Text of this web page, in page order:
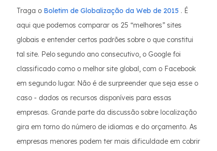
Traga o Boletim de Globalização da Web de 2015 . É
aqui que podemos comparar os 25 “melhores” sites
globais e entender certos padrões sobre o que constitui
tal site. Pelo segundo ano consecutivo, o Google foi
classificado como o melhor site global, com o Facebook
em segundo lugar. Não é de surpreender que seja esse o
caso - dados os recursos disponíveis para essas
empresas. Grande parte da discussão sobre localização
gira em torno do número de idiomas e do orçamento. As
empresas menores podem ter mais dificuldade em cobrir